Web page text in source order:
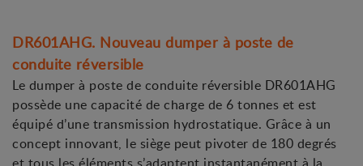
DR601AHG. Nouveau dumper à poste de
conduite réversible
Le dumper à poste de conduite réversible DR601AHG
possède une capacité de charge de 6 tonnes et est
équipé d’une transmission hydrostatique. Grâce à un
concept innovant, le siège peut pivoter de 180 degrés